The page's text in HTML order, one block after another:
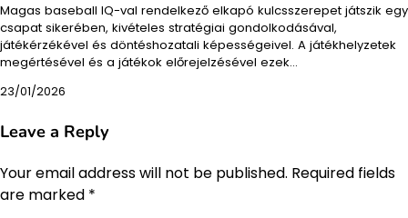
Magas baseball IQ-val rendelkező elkapó kulcsszerepet játszik egy
csapat sikerében, kivételes stratégiai gondolkodásával,
játékérzékével és döntéshozatali képességeivel. A játékhelyzetek
megértésével és a játékok előrejelzésével ezek…
23/01/2026
Leave a Reply
Your email address will not be published. Required fields
are marked *